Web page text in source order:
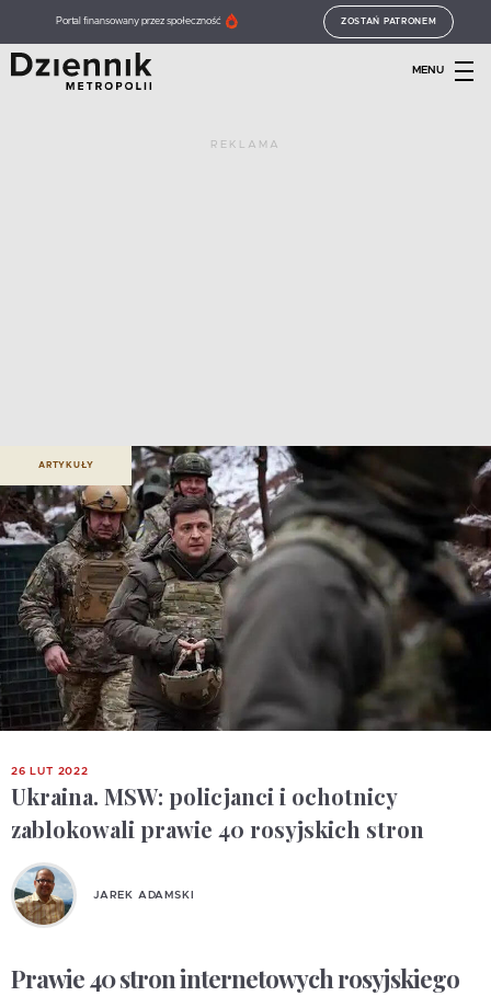
Portal finansowany przez społeczność ZOSTAŃ PATRONEM
MENU
REKLAMA
ARTYKUŁY
26 LUT 2022
Ukraina. MSW: policjanci i ochotnicy
zablokowali prawie 40 rosyjskich stron
JAREK ADAMSKI
Prawie 40 stron internetowych rosyjskiego